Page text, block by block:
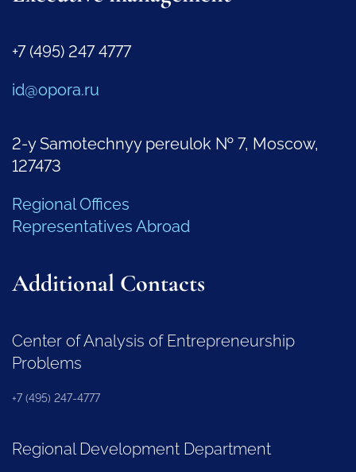
+7 (495) 247 4777
id@opora.ru
2-y Samotechnyy pereulok № 7, Moscow,
127473
Regional Offices
Representatives Abroad
Additional Contacts
Center of Analysis of Entrepreneurship
Problems
+7 (495) 247-4777
Regional Development Department